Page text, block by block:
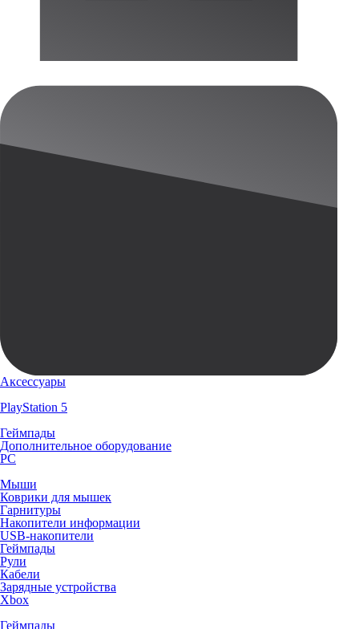
Аксессуары
PlayStation 5
Геймпады
Дополнительное оборудование
PC
Мыши
Коврики для мышек
Гарнитуры
Накопители информации
USB-накопители
Геймпады
Рули
Кабели
Зарядные устройства
Xbox
Геймпады